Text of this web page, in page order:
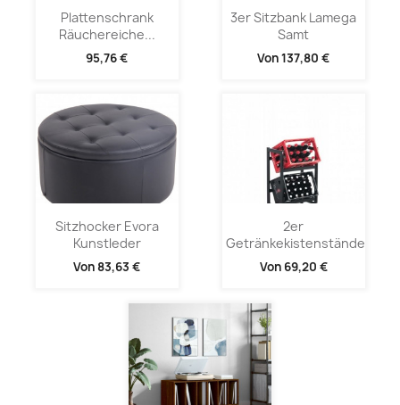
Plattenschrank
Räuchereiche...
95,76 €
3er Sitzbank Lamega
Samt
Von137,80 €
Sitzhocker Evora
Kunstleder
Von 83,63 €
2er
Getränkekistenständer...
Von 69,20 €